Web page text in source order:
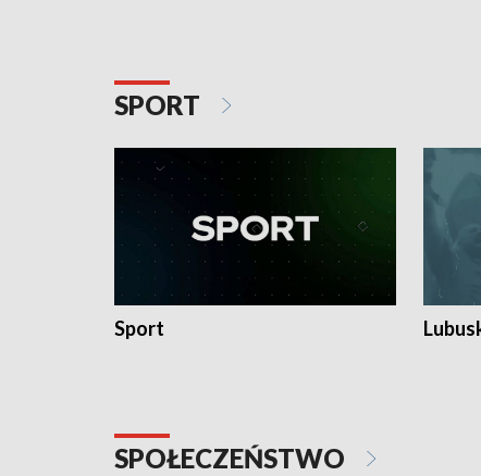
SPORT
Sport
SPOŁECZEŃSTWO